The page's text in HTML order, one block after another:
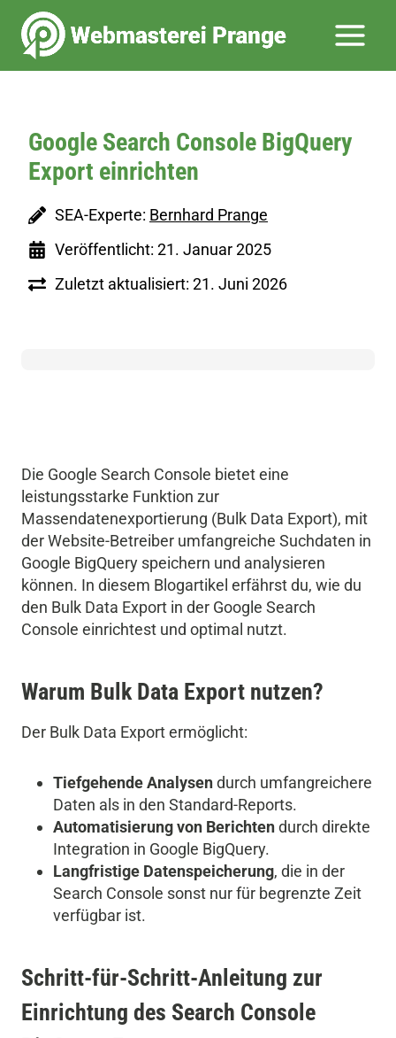
Inhalt
springen
Google Search Console BigQuery
Export einrichten
SEA-Experte: Bernhard Prange
Veröffentlicht: 21. Januar 2025
Zuletzt aktualisiert: 21. Juni 2026
Die Google Search Console bietet eine
leistungsstarke Funktion zur
Massendatenexportierung (Bulk Data Export), mit
der Website-Betreiber umfangreiche Suchdaten in
Google BigQuery speichern und analysieren
können. In diesem Blogartikel erfährst du, wie du
den Bulk Data Export in der Google Search
Console einrichtest und optimal nutzt.
Warum Bulk Data Export nutzen?
Der Bulk Data Export ermöglicht:
Tiefgehende Analysendurch umfangreichere
Daten als in den Standard-Reports.
Automatisierung von Berichtendurch direkte
Integration in Google BigQuery.
Langfristige Datenspeicherung, die in der
Search Console sonst nur für begrenzte Zeit
verfügbar ist.
Schritt-für-Schritt-Anleitung zur
Einrichtung des Search Console